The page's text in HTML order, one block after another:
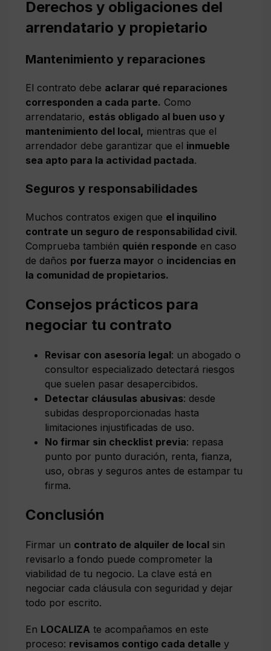
Derechos y obligaciones del
arrendatario y propietario
Mantenimiento y reparaciones
El contrato debe aclarar qué reparaciones
corresponden a cada parte. Como
arrendatario, estás obligado al buen uso y
mantenimiento del local, mientras que el
arrendador debe garantizar que el inmueble
sea apto para la actividad pactada.
Seguros y responsabilidades
Muchos contratos exigen que el inquilino
contrate un seguro de responsabilidad civil.
Comprueba también quién responde en caso
de daños por fuerza mayor o incidencias en
la comunidad de propietarios.
Consejos prácticos para
negociar tu contrato
Revisar con asesoría legal: un abogado o
consultor especializado detectará riesgos
que suelen pasar desapercibidos.
Detectar cláusulas abusivas: desde
subidas desproporcionadas hasta
limitaciones injustificadas de uso.
No firmar sin checklist previa: repasa
punto por punto duración, renta, fianza,
uso, obras y seguros antes de estampar tu
firma.
Conclusión
Firmar un contrato de alquiler de local sin
revisarlo a fondo puede comprometer la
viabilidad de tu negocio. La clave está en
negociar cada cláusula con seguridad y dejar
todo por escrito.
En LOCALIZA te acompañamos en este
proceso: revisamos contigo cada detalle y